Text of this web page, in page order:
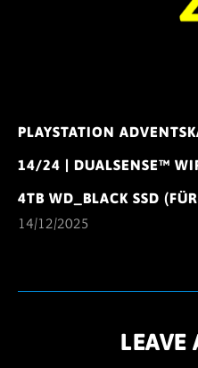
PLAYSTATION
14/24 | DUALSENSE™
4TB WD_BLACK SSD
14/12/2025
LEAVE